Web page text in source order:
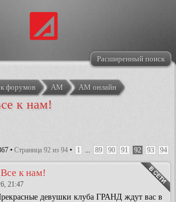
Расширенный поиск
форумов АМ АМ онлайн
к нам!
• Страница 92 из 94 • 1 ... 89 90 91 92 93 94
к нам!
21:47
девушки клуба ГРАНД ждут вас в